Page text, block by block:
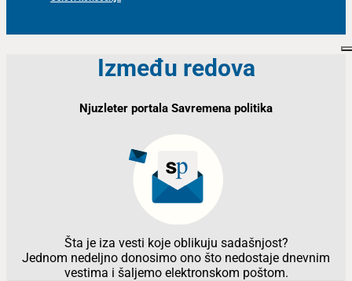
Između redova
Njuzleter portala Savremena politika
Šta je iza vesti koje oblikuju sadašnjost?
Jednom nedeljno donosimo ono što nedostaje dnevnim
vestima i šaljemo elektronskom poštom.